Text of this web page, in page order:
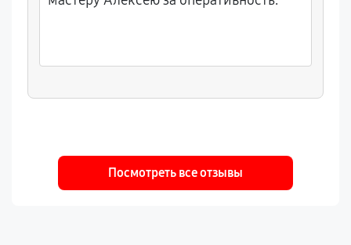
Посмотреть все отзывы